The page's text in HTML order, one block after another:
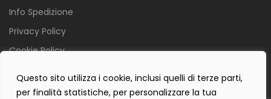
Questo sito utilizza i cookie, inclusi quelli di terze parti,
per finalità statistiche, per personalizzare la tua
Info Spedizione
Privacy Policy
Cookie Policy